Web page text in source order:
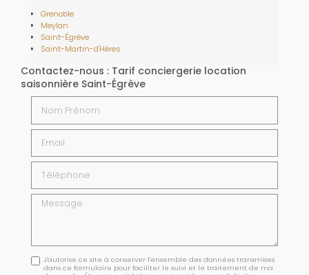
Grenoble
Meylan
Saint-Égrève
Saint-Martin-d'Hères
Contactez-nous : Tarif conciergerie location
saisonnière Saint-Égrève
Email
Téléphone
Message
J'autorise ce site à conserver l'ensemble des données transmises
dans ce formulaire pour faciliter le suivi et le traitement de ma